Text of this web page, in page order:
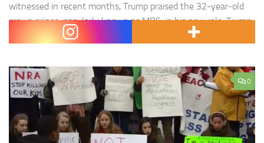
witnessed in recent months, Trump praised the 32-year-old
crown prince, popularly known as MBS, in his new role. Trump
and MBS discussed an agreement last year…
0